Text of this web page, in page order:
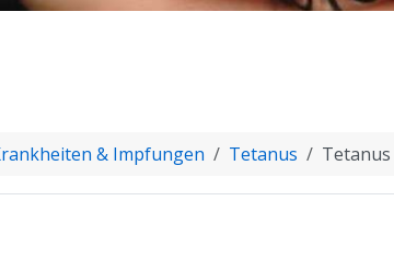
& Impfungen Tetanus